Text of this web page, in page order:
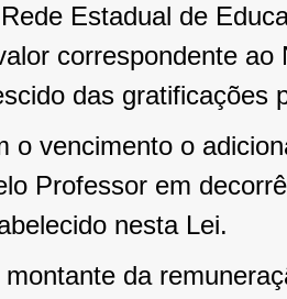
Estadual de
correspondente
das gratificações
o vencimento o
Professor em
nesta Lei.
da